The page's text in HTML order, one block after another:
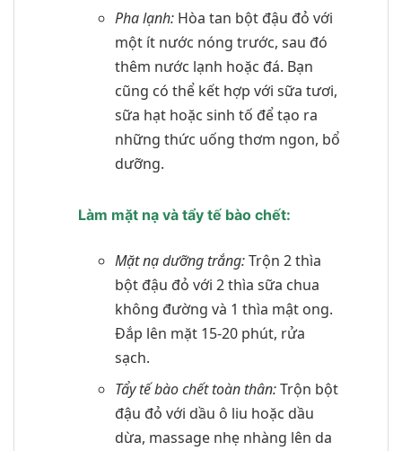
Pha lạnh:Hòa tan bột đậu đỏ với
một ít nước nóng trước, sau đó
thêm nước lạnh hoặc đá. Bạn
cũng có thể kết hợp với sữa tươi,
sữa hạt hoặc sinh tố để tạo ra
những thức uống thơm ngon, bổ
dưỡng.
Làm mặt nạ và tẩy tế bào chết:
Mặt nạ dưỡng trắng:Trộn 2 thìa
bột đậu đỏ với 2 thìa sữa chua
không đường và 1 thìa mật ong.
Đắp lên mặt 15-20 phút, rửa
sạch.
Tẩy tế bào chết toàn thân:Trộn bột
đậu đỏ với dầu ô liu hoặc dầu
dừa, massage nhẹ nhàng lên da